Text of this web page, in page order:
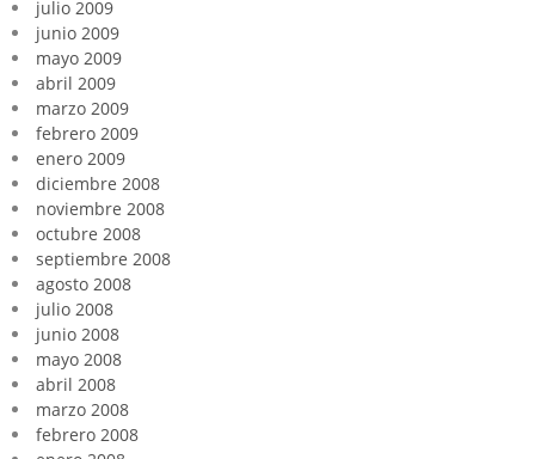
julio 2009
junio 2009
mayo 2009
abril 2009
marzo 2009
febrero 2009
enero 2009
diciembre 2008
noviembre 2008
octubre 2008
septiembre 2008
agosto 2008
julio 2008
junio 2008
mayo 2008
abril 2008
marzo 2008
febrero 2008